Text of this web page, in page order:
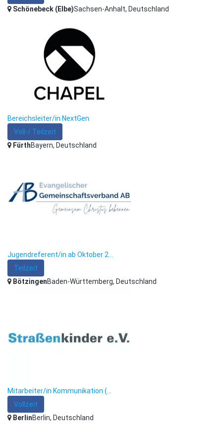
Schönebeck (Elbe)Sachsen-Anhalt, Deutschland
Bereichsleiter/in NextGen
Voll-/ Teilzeit
FürthBayern, Deutschland
Jugendreferent/in ab Oktober 2...
Teilzeit
BötzingenBaden-Württemberg, Deutschland
Mitarbeiter/in Kommunikation (...
Vollzeit
BerlinBerlin, Deutschland